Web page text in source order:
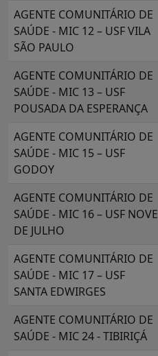
AGENTE COMUNITÁRIO DE
SAÚDE - MIC 12 – USF VILA
SÃO PAULO
AGENTE COMUNITÁRIO DE
SAÚDE - MIC 13 – USF
POUSADA DA ESPERANÇA
AGENTE COMUNITÁRIO DE
SAÚDE - MIC 15 – USF
GODOY
AGENTE COMUNITÁRIO DE
SAÚDE - MIC 16 – USF NOVE
DE JULHO
AGENTE COMUNITÁRIO DE
SAÚDE - MIC 17 – USF
SANTA EDWIRGES
AGENTE COMUNITÁRIO DE
SAÚDE - MIC 24 - TIBIRIÇÁ